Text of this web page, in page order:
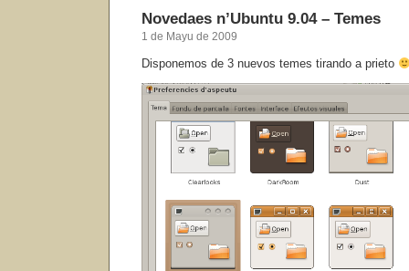
Novedaes n’Ubuntu 9.04 – Temes
1 de Mayu de 2009
Disponemos de 3 nuevos temes tirando a prieto